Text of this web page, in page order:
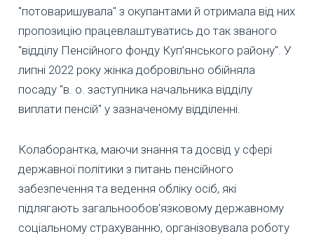
"потоваришувала" з окупантами й отримала від них
пропозицію працевлаштуватись до так званого
"відділу Пенсійного фонду Куп’янського району". У
липні 2022 року жінка добровільно обійняла
посаду "в. о. заступника начальника відділу
виплати пенсій" у зазначеному відділенні.
Колаборантка, маючи знання та досвід у сфері
державної політики з питань пенсійного
забезпечення та ведення обліку осіб, які
підлягають загальнообов’язковому державному
соціальному страхуванню, організовувала роботу